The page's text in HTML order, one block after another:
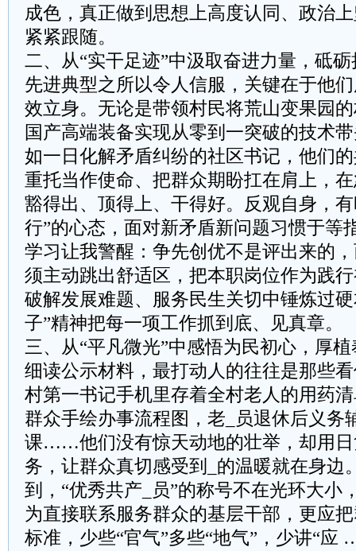
成色，真正做到思想上高度认同、政治
紧紧跟随。
二、从“实干足迹”中汲取奋进力量，砥
先进典型之所以令人信服，关键在于他
效立身。无论是带领村民将荒山变果园
国产高端装备实现从零到一突破的技术
如一日化解矛盾纠纷的社区书记，他们
重托当作使命、把群众期盼扛在肩上，
豁得出、顶得上、干得好。反观自身，
行”的心态，面对新矛盾新问题习惯于等
学习让我警醒：争先创优不是评出来的
须主动跳出舒适区，把本职岗位作为践
破解发展难题、服务民生关切中锤炼过
子”精神把每一项工作抓到底、见真章。
三、从“平凡微光”中感悟为民初心，厚
细读公示材料，最打动人的往往是那些
村第一书记手机里存着全村老人的用药
群众手绘办事流程图，老_员退休后义务
课……他们没有惊天动地的壮举，却用日
务，让群众真切感受到_的温暖就在身边
到，“优秀共产_员”的称号不在光环大小
为直接联系服务群众的基层干部，更应
标准，少些“官气”多些“地气”，少讲“